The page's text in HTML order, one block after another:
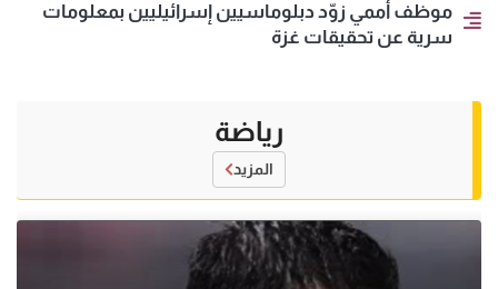
موظف أممي زوّد دبلوماسيين إسرائيليين بمعلومات
سرية عن تحقيقات غزة
رياضة
المزيد